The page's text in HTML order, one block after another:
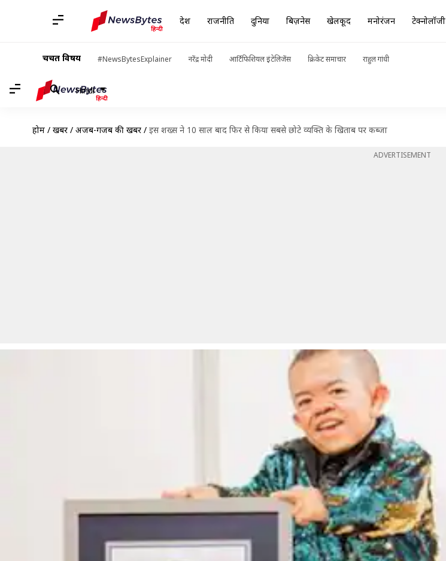
देश राजनीति दुनिया बिज़नेस खेलकूद मनोरंजन टेक्नोलॉजी
चर्चित विषय #NewsBytesExplainer नरेंद्र मोदी आर्टिफिशियल इंटेलिजेंस क्रिकेट समाचार राहुल गांधी
Hindi
होम / खबरें / अजब-गजब की खबरें / इस शख्स ने 10 साल बाद फिर से किया सबसे छोटे व्यक्ति के खिताब पर कब्जा
ADVERTISEMENT